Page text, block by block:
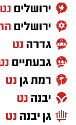
חדשותי?
אותנו
במוזיאון
בעלי "ראש מלא